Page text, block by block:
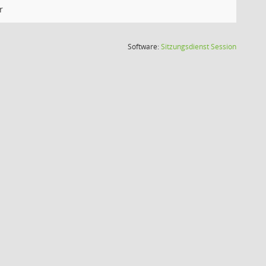
Software:SitzungsdienstSession(Wird in